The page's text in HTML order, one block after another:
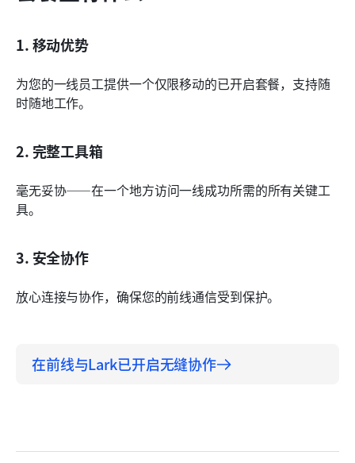
1. 移动优势
为您的一线员工提供一个仅限移动的已开启套餐，支持随
时随地工作。
2. 完整工具箱
毫无妥协——在一个地方访问一线成功所需的所有关键工
具。
3. 安全协作
放心连接与协作，确保您的前线通信受到保护。
在前线与Lark已开启无缝协作